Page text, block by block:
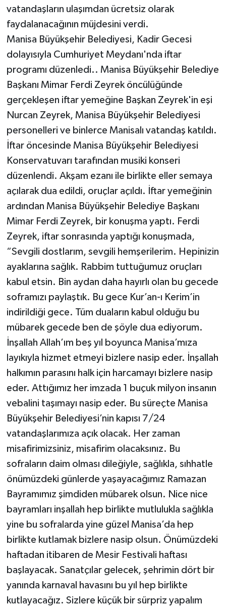
vatandaşların ulaşımdan ücretsiz olarak
faydalanacağının müjdesini verdi.
Manisa Büyükşehir Belediyesi, Kadir Gecesi
dolayısıyla Cumhuriyet Meydanı'nda iftar
programı düzenledi.. Manisa Büyükşehir Belediye
Başkanı Mimar Ferdi Zeyrek öncülüğünde
gerçekleşen iftar yemeğine Başkan Zeyrek'in eşi
Nurcan Zeyrek, Manisa Büyükşehir Belediyesi
personelleri ve binlerce Manisalı vatandaş katıldı.
İftar öncesinde Manisa Büyükşehir Belediyesi
Konservatuvarı tarafından musiki konseri
düzenlendi. Akşam ezanı ile birlikte eller semaya
açılarak dua edildi, oruçlar açıldı. İftar yemeğinin
ardından Manisa Büyükşehir Belediye Başkanı
Mimar Ferdi Zeyrek, bir konuşma yaptı. Ferdi
Zeyrek, iftar sonrasında yaptığı konuşmada,
“Sevgili dostlarım, sevgili hemşerilerim. Hepinizin
ayaklarına sağlık. Rabbim tuttuğumuz oruçları
kabul etsin. Bin aydan daha hayırlı olan bu gecede
soframızı paylaştık. Bu gece Kur’an-ı Kerim’in
indirildiği gece. Tüm duaların kabul olduğu bu
mübarek gecede ben de şöyle dua ediyorum.
İnşallah Allah’ım beş yıl boyunca Manisa’mıza
layıkıyla hizmet etmeyi bizlere nasip eder. İnşallah
halkımın parasını halk için harcamayı bizlere nasip
eder. Attığımız her imzada 1 buçuk milyon insanın
vebalini taşımayı nasip eder. Bu süreçte Manisa
Büyükşehir Belediyesi’nin kapısı 7/24
vatandaşlarımıza açık olacak. Her zaman
misafirimizsiniz, misafirim olacaksınız. Bu
sofraların daim olması dileğiyle, sağlıkla, sıhhatle
önümüzdeki günlerde yaşayacağımız Ramazan
Bayramımız şimdiden mübarek olsun. Nice nice
bayramları inşallah hep birlikte mutlulukla sağlıkla
yine bu sofralarda yine güzel Manisa’da hep
birlikte kutlamak bizlere nasip olsun. Önümüzdeki
haftadan itibaren de Mesir Festivali haftası
başlayacak. Sanatçılar gelecek, şehrimin dört bir
yanında karnaval havasını bu yıl hep birlikte
kutlayacağız. Sizlere küçük bir sürpriz yapalım